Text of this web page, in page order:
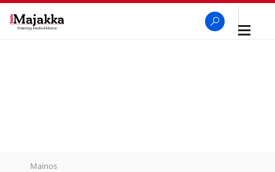
Avaa
Mainos